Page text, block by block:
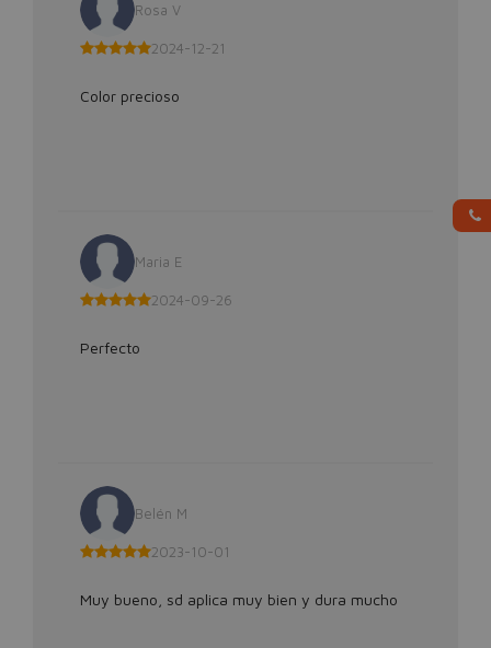
Rosa V
2024-12-21
Color precioso
Maria E
2024-09-26
Perfecto
Belén M
2023-10-01
Muy bueno, sd aplica muy bien y dura mucho